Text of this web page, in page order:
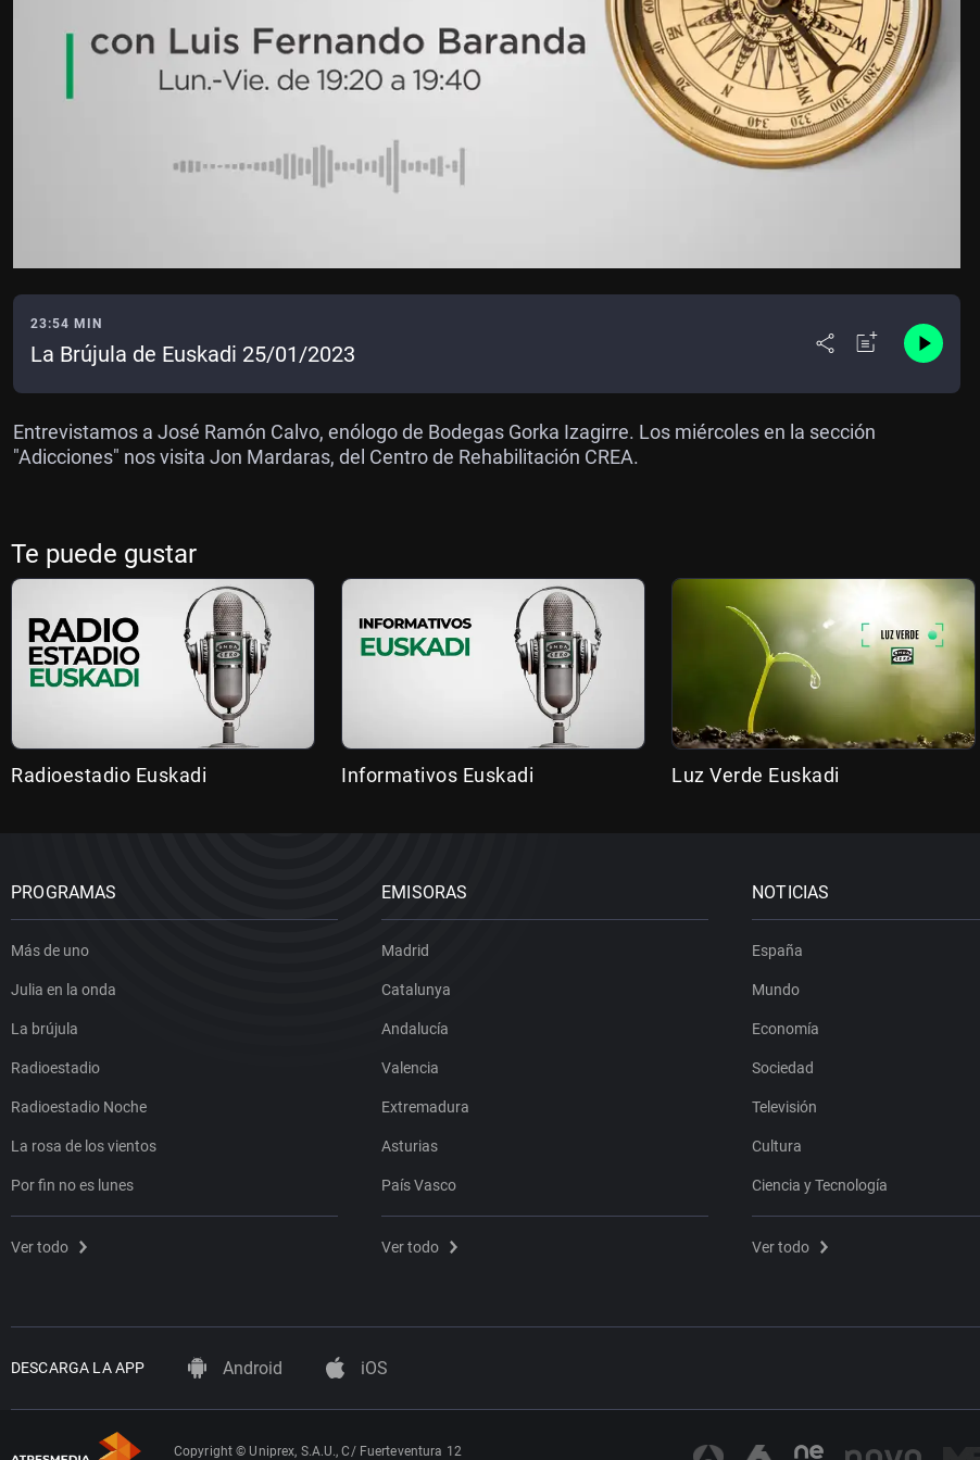
23:54 MIN
La Brújula de Euskadi 25/01/2023
Entrevistamos a José Ramón Calvo, enólogo de Bodegas Gorka Izagirre. Los miércoles en la sección
"Adicciones" nos visita Jon Mardaras, del Centro de Rehabilitación CREA.
Te puede gustar
Radioestadio Euskadi Informativos Euskadi Luz Verde Euskadi
PROGRAMAS
Más de uno
Julia en la onda
La brújula
Radioestadio
Radioestadio Noche
La rosa de los vientos
Por fin no es lunes
Ver todo
EMISORAS
Madrid
Catalunya
Andalucía
Valencia
Extremadura
Asturias
País Vasco
Ver todo
NOTICIAS
España
Mundo
Economía
Sociedad
Televisión
Cultura
Ciencia y Tecnología
Ver todo
DESCARGA LA APP Android iOS
Copyright © Uniprex, S.A.U., C/ Fuerteventura 12